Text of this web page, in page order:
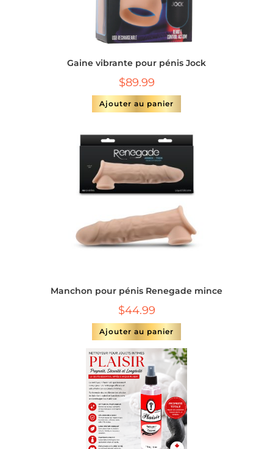
Gaine vibrante pour pénis Jock
$89.99
Ajouter au panier
Manchon pour pénis Renegade mince
$44.99
Ajouter au panier